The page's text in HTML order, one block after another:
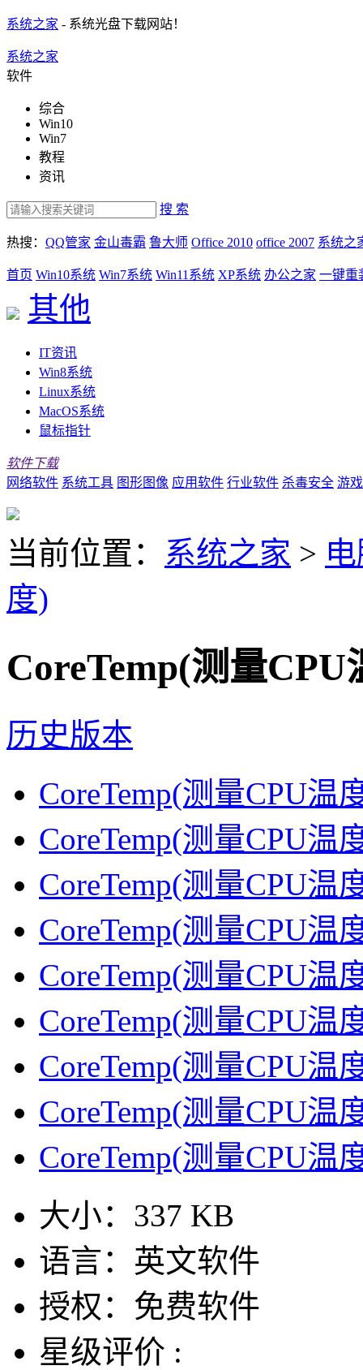
系统之家 - 系统光盘下载网站！
系统之家
软件
综合
Win10
Win7
教程
资讯
搜 索
热搜： QQ管家 金山毒霸 鲁大师 Office 2010 office 2007 系统之
首页 Win10系统 Win7系统 Win11系统 XP系统 办公之家 一键重
其他
IT资讯
Win8系统
Linux系统
MacOS系统
鼠标指针
软件下载
网络软件 系统工具 图形图像 应用软件 行业软件 杀毒安全 游
当前位置： 系统之家 >
度)
CoreTemp(测量
历史版本
CoreTemp(测量CPU温
CoreTemp(测量CPU温
CoreTemp(测量CPU温
CoreTemp(测量CPU温
CoreTemp(测量CPU温
CoreTemp(测量CPU温
CoreTemp(测量CPU温
CoreTemp(测量CPU温
CoreTemp(测量CPU温
大小： 337 KB
语言： 英文软件
授权： 免费软件
星级评价 :